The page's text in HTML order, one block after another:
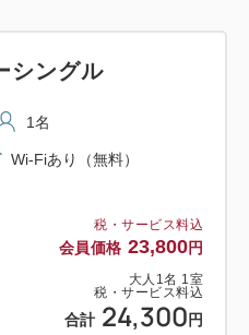
10:00a.m.(最終入店
ウト後もお荷物をお預か
税・サービス料込
会員価格 23,800円
大人 1 名 1 室
税・サービス料込
合計 24,300 円
シングル
1名
Wi-Fiあり（無料）